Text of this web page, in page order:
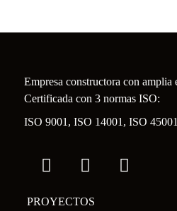
Empresa constructora con amplia
Certificada con 3 normas ISO:
ISO 9001, ISO 14001, ISO 45001
PROYECTOS